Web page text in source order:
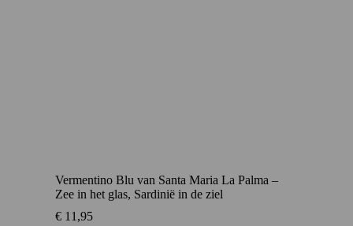
Vermentino Blu van Santa Maria La Palma –
Zee in het glas, Sardinië in de ziel
€ 11,95